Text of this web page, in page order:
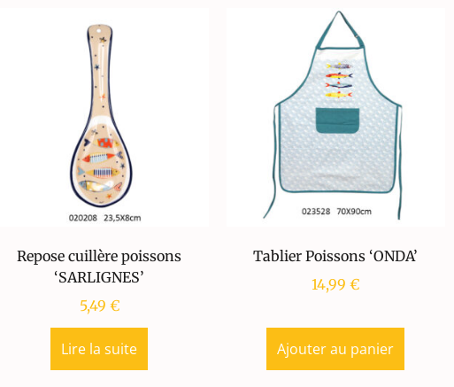
Repose cuillère poissons
‘SARLIGNES’
5,49 €
Lire la suite
Tablier Poissons ‘ONDA’
14,99€
Ajouter au panier